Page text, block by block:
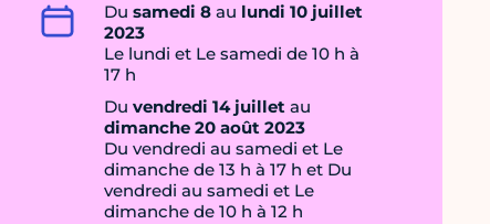
Du samedi 8 au lundi 10 juillet
2023
Le lundi et Le samedi de 10 h à
17 h
Du vendredi 14 juillet au
dimanche 20 août 2023
Du vendredi au samedi et Le
dimanche de 13 h à 17 h et Du
vendredi au samedi et Le
dimanche de 10 h à 12 h